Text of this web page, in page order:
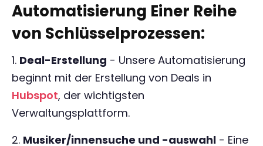
Automatisierung Einer Reihe
von Schlüsselprozessen:
1. Deal-Erstellung - Unsere Automatisierung
beginnt mit der Erstellung von Deals in
Hubspot, der wichtigsten
Verwaltungsplattform.
2. Musiker/innensuche und -auswahl - Eine